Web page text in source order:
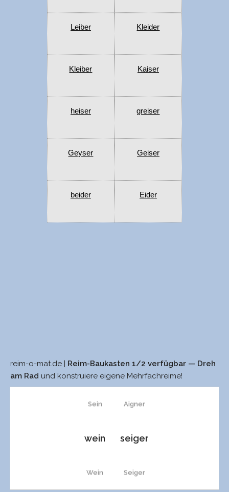
Leiber Kleider
Kleiber Kaiser
heiser greiser
Geyser Geiser
beider Eider
reim-o-mat.de |
Reim-Baukasten 1/2 verfügbar — Dreh
am Rad und konstruiere eigene Mehrfachreime!
Sein
wein
Wein
Aigner
seiger
Seiger